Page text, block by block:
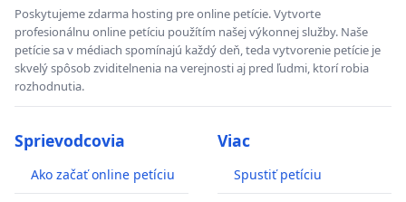
Poskytujeme zdarma hosting pre online petície. Vytvorte
profesionálnu online petíciu použítím našej výkonnej služby. Naše
petície sa v médiach spomínajú každý deň, teda vytvorenie petície je
skvelý spôsob zviditelnenia na verejnosti aj pred ľudmi, ktorí robia
rozhodnutia.
Sprievodcovia
Ako začať online petíciu
Viac
Spustiť petíciu